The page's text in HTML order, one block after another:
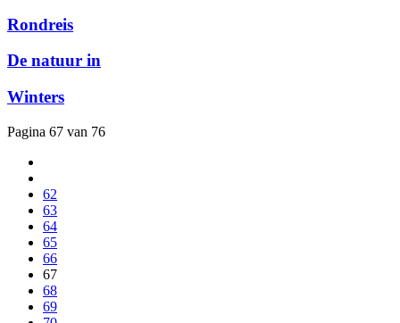
Rondreis
De natuur in
Winters
Pagina 67 van 76
62
63
64
65
66
67
68
69